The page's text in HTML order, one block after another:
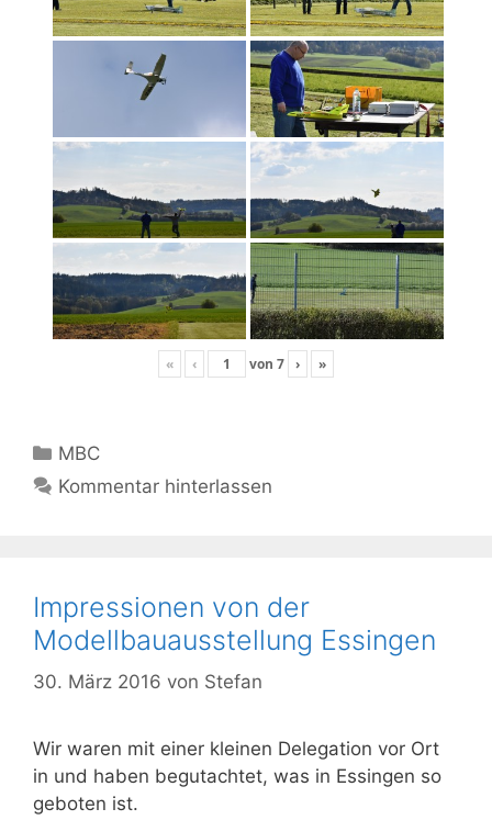
« ‹ von 7 › »
Kategorien
MBC
Kommentar hinterlassen
Impressionen von der
Modellbauausstellung Essingen
30. März 2016 von Stefan
Wir waren mit einer kleinen Delegation vor Ort
in und haben begutachtet, was in Essingen so
geboten ist.